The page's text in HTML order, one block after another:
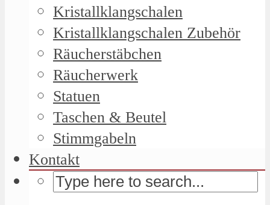
Kristallklangschalen
Kristallklangschalen Zubehör
Räucherstäbchen
Räucherwerk
Statuen
Taschen & Beutel
Stimmgabeln
Kontakt